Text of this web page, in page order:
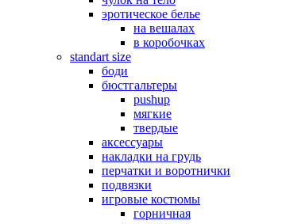
эротическое белье
на вешалах
в коробочках
standart size
боди
бюстгальтеры
pushup
мягкие
твердые
аксессуары
накладки на грудь
перчатки и воротнички
подвязки
игровые костюмы
горничная